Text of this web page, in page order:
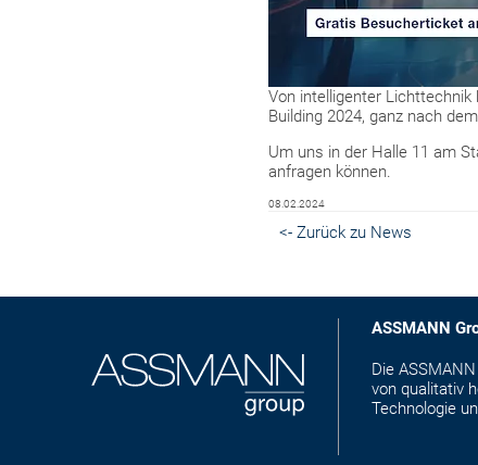
Von intelligenter
Building 2024, ganz nach
Um uns in der Halle 11 am
anfragen können.
08.02.2024
<- Zurück zu News
ASSMANN
Die
von qualitativ
Technologie